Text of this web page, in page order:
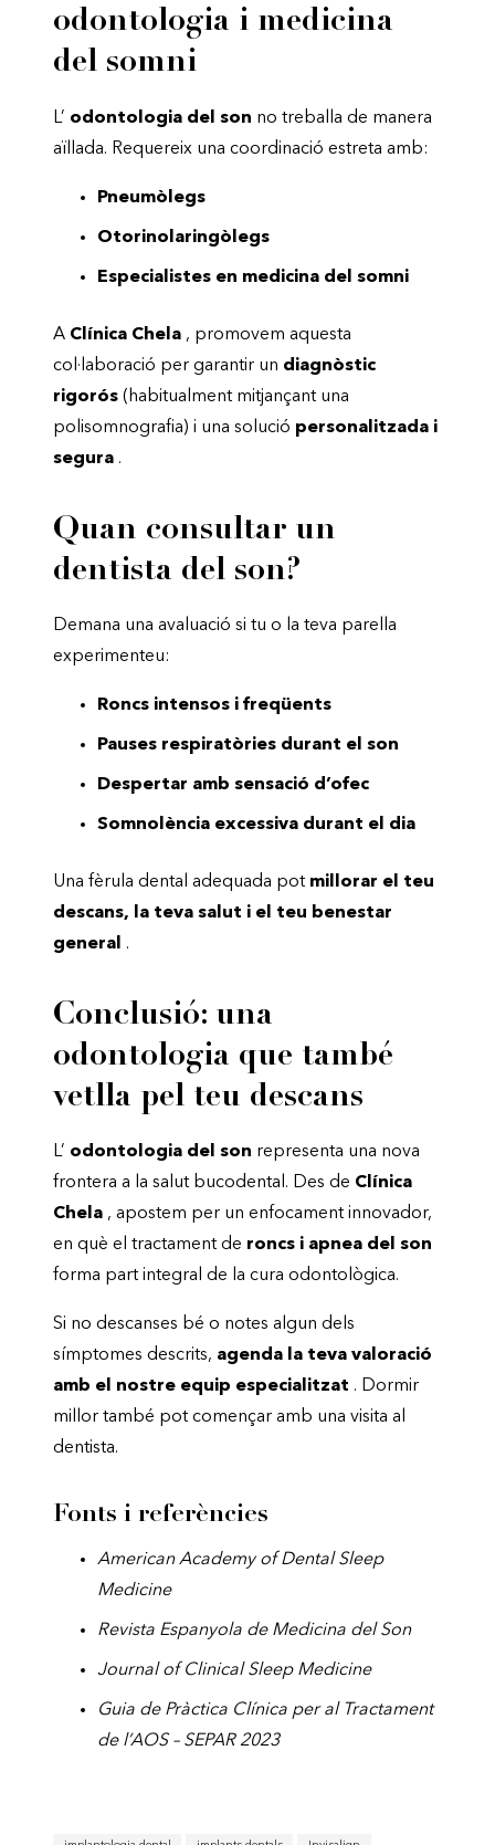
odontologia i medicina
del somni
L’ odontologia del son no treballa de manera
aïllada. Requereix una coordinació estreta amb:
Pneumòlegs
Otorinolaringòlegs
Especialistes en medicina del somni
A Clínica Chela , promovem aquesta
col·laboració per garantir un diagnòstic
rigorós (habitualment mitjançant una
polisomnografia) i una solució personalitzada i
segura .
Quan consultar un
dentista del son?
Demana una avaluació si tu o la teva parella
experimenteu:
Roncs intensos i freqüents
Pauses respiratòries durant el son
Despertar amb sensació d’ofec
Somnolència excessiva durant el dia
Una fèrula dental adequada pot millorar el teu
descans, la teva salut i el teu benestar
general
.
Conclusió: una
odontologia que també
vetlla pel teu descans
L’ odontologia del son representa una nova
frontera a la salut bucodental. Des de Clínica
Chela , apostem per un enfocament innovador,
en què el tractament de roncs i apnea del son
forma part integral de la cura odontològica.
Si no descanses bé o notes algun dels
símptomes descrits, agenda la teva valoració
amb el nostre equip especialitzat . Dormir
millor també pot començar amb una visita al
dentista.
Fonts i referències
American Academy of Dental Sleep
Medicine
Revista Espanyola de Medicina del Son
Journal of Clinical Sleep Medicine
Guia de Pràctica Clínica per al Tractament
de l’AOS – SEPAR 2023